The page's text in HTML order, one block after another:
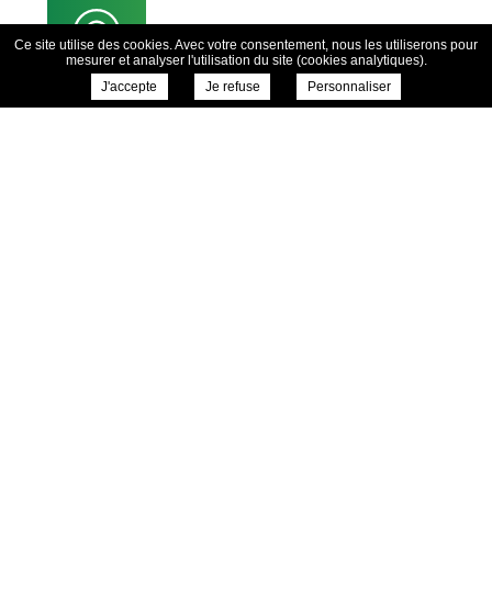
Ce site utilise des cookies. Avec votre consentement, nous les utiliserons pour
mesurer et analyser l'utilisation du site (cookies analytiques).
J'accepte
Je refuse Personnaliser